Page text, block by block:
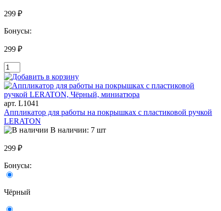
299 ₽
Бонусы:
299 ₽
арт. L1041
Аппликатор для работы на покрышках с пластиковой ручкой
LERATON
В наличии: 7 шт
299 ₽
Бонусы:
Чёрный